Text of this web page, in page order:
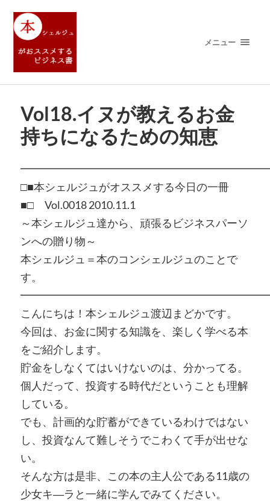
メニュー
Vol18.イヌが教えるお金
持ちになるための知恵
□■本シェルジュがオススメする今日の一冊
■□ Vol.0018 2010.11.1
～本シェルジュ達から、頑張るビジネスパーソ
ンへの贈り物～
本シェルジュ＝本のコンシェルジュのことで
す。
こんにちは！本シェルジュ渡辺まどかです。
今回は、お金に関する知識を、楽しく学べる本
をご紹介します。
貯金をしなくてはいけないのは、分かってる。
個人だって、投資する時代だということも理解
している。
でも、計画的な貯蓄ができているわけではない
し、投資なんて難しそうでこわくて手が出せな
い。
そんな方は是非、この本の主人公である11歳の
少女キ―ラと一緒に学んでみてください。